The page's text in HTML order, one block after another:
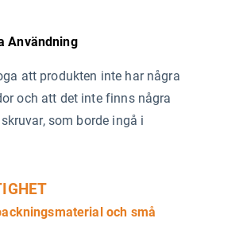
Användning
att produkten inte har några
och att det inte finns några
som borde ingå i
och små